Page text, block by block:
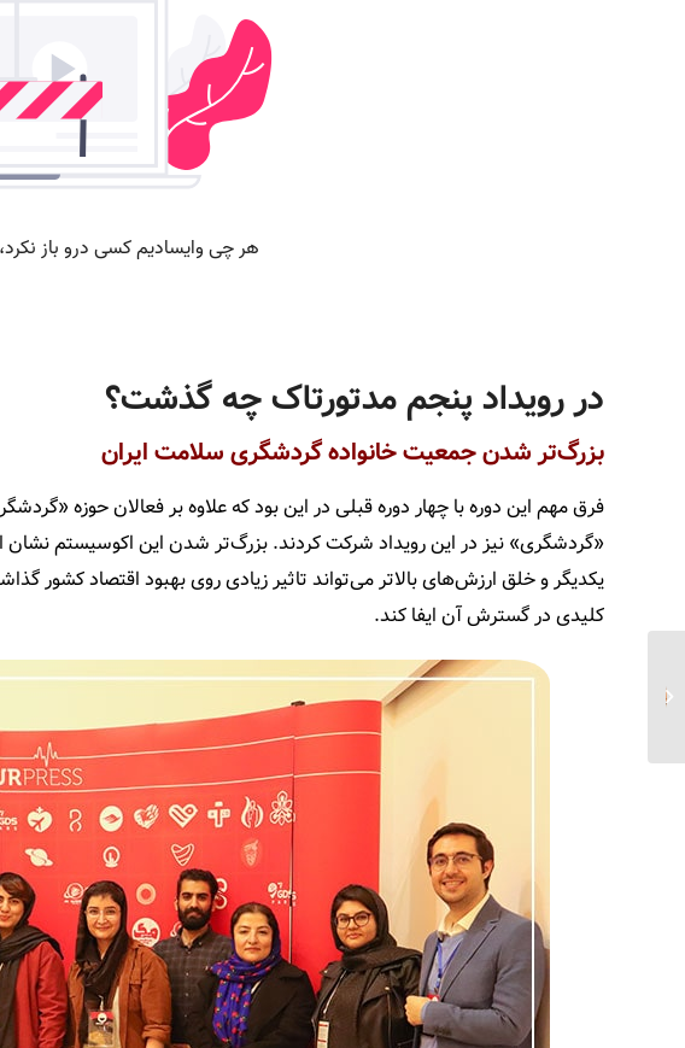
در رویداد پنجم مدتورتاک چه گذشت؟
بزرگ‌­تر شدن جمعیت خانواده گردشگری سلامت ایران
فرق مهم این دوره با چهار دوره قبلی در این بود که علاوه بر فعالان حوزه
«گردشگری» نیز در این رویداد شرکت کردند. بزرگ‌­تر شدن این اکوسیستم
یکدیگر و خلق ارزش‌­های بالاتر می­‌تواند تاثیر زیادی روی بهبود اقتصاد کشور
کلیدی در گسترش آن ایفا ­کند.
آریامدتور و نشست
هم‌اندیشی شرکت‌های
دانش‌بنیان در روسیه...